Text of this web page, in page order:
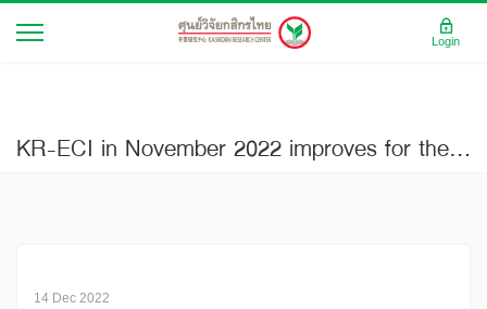
KR-ECI in November 2022 improves for the first time in 14 months, but remains below pre-COVID-19 level, with Thai households less concerned about the cost of living like product prices and expenses
14 Dec 2022
Login